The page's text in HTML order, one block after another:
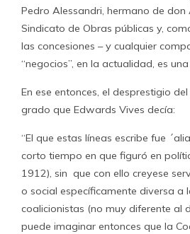
Pedro Alessandri, hermano de don
Sindicato de Obras públicas y,
las concesiones – y cualquier
“negocios”, en la actualidad, es
En ese entonces, el desprestigio
grado que Edwards Vives decía:
“El que estas líneas escribe fue
corto tiempo en que figuró en
1912), sin que con ello creyese
o social específicamente diversa a
coalicionistas (no muy diferente al
puede imaginar entonces que la